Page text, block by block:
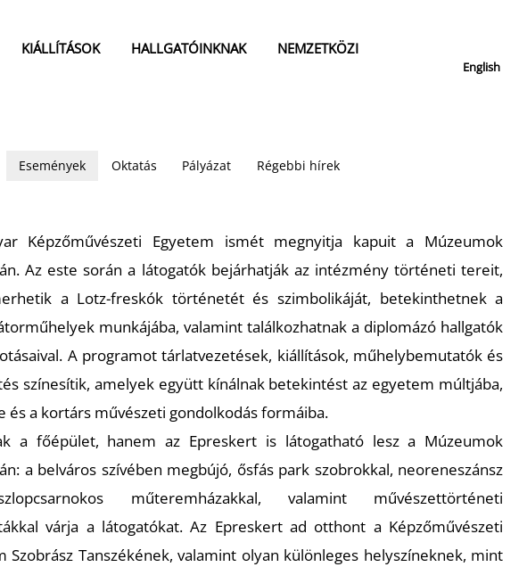
KIÁLLÍTÁSOK HALLGATÓINKNAK
NEMZETKÖZI
English
Események Oktatás Pályázat Régebbi hírek
Képzőművészeti Egyetem ismét megnyitja kapuit a Múzeumok
Az este során a látogatók bejárhatják az intézmény történeti tereit,
a Lotz-freskók történetét és szimbolikáját, betekinthetnek a
munkájába, valamint találkozhatnak a diplomázó hallgatók
A programot tárlatvezetések, kiállítások, műhelybemutatók és
színesítik, amelyek együtt kínálnak betekintést az egyetem múltjába,
és a kortárs művészeti gondolkodás formáiba.
a főépület, hanem az Epreskert is látogatható lesz a Múzeumok
a belváros szívében megbújó, ősfás park szobrokkal, neoreneszánsz
műteremházakkal, valamint művészettörténeti
várja a látogatókat. Az Epreskert ad otthont a Képzőművészeti
Szobrász Tanszékének, valamint olyan különleges helyszíneknek, mint